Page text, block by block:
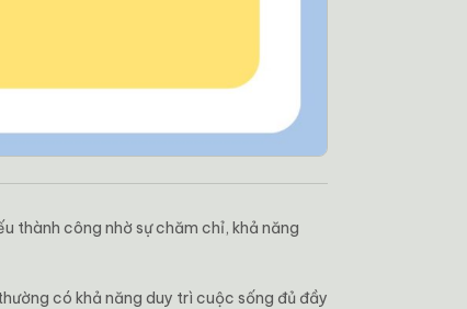
thành công nhờ sự chăm chỉ, khả năng
có khả năng duy trì cuộc sống đủ đầy